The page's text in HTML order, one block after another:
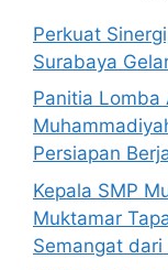
Perkuat
Surabaya
Panitia Lomba
Persiapan
Kepala SMP
Muktamar
Semangat